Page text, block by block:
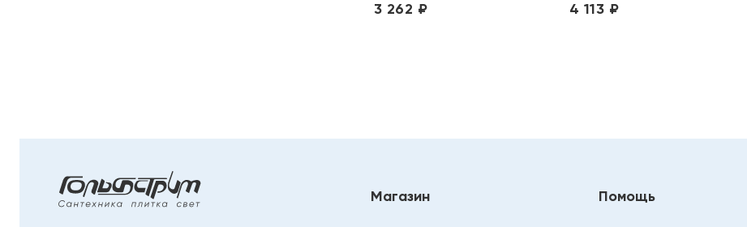
черное стекло
3 262 ₽
черное стекло
4 113 ₽
Магазин Помощь